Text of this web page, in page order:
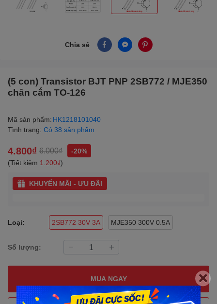
Chia sẻ
(5 con) Transistor BJT PNP 2SB772 / MJE350
chân cắm TO-126
Mã sản phẩm: HK1218101040
Tình trạng: Có 38 sản phẩm
4.800₫ 6.000₫
-20%
(Tiết kiệm 1.200₫)
KHUYẾN MÃI - ƯU ĐÃI
Loại: 2SB772 30V 3A MJE350 300V 0.5A
Số lượng:
MUA NGAY